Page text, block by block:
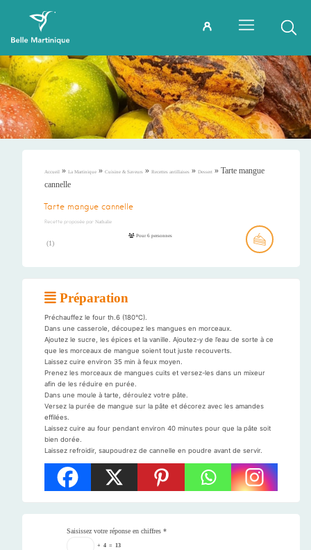
Accueil » La Martinique » Cuisine & Saveurs » Recettes antillaises » Dessert » Tarte mangue
cannelle
Tarte mangue cannelle
Recette proposée par Nathalie
(1)
Pour 6 personnes
Préparation
Préchauffez le four th.6 (180°C).
Dans une casserole, découpez les mangues en morceaux.
Ajoutez le sucre, les épices et la vanille. Ajoutez-y de l’eau de sorte à ce
que les morceaux de mangue soient tout juste recouverts.
Laissez cuire environ 35 min à feux moyen.
Prenez les morceaux de mangues cuits et versez-les dans un mixeur
afin de les réduire en purée.
Dans une moule à tarte, déroulez votre pâte.
Versez la purée de mangue sur la pâte et décorez avec les amandes
effilées.
Laissez cuire au four pendant environ 40 minutes pour que la pâte soit
bien dorée.
Laissez refroidir, saupoudrez de cannelle en poudre avant de servir.
Saisissez votre réponse en chiffres *
+ 4 = 13